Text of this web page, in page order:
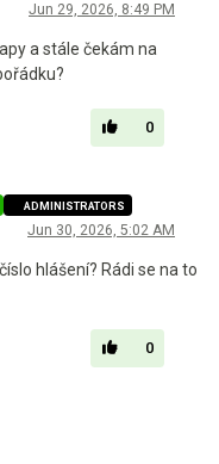
Jun 29, 2026, 8:49 PM
a stále čekám na
0
ADMINISTRATORS
Jun 30, 2026, 5:02 AM
hlášení? Rádi se na to
0